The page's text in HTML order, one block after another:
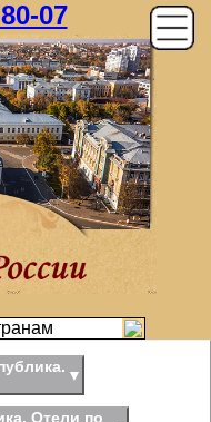
07
▼
Отели по